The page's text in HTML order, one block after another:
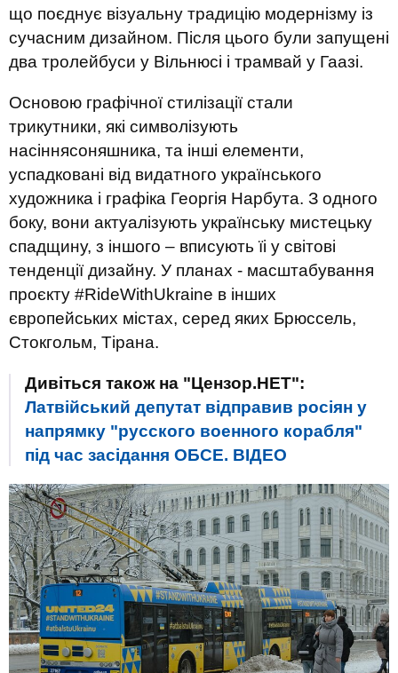
що поєднує візуальну традицію модернізму із
сучасним дизайном. Після цього були запущені
два тролейбуси у Вільнюсі і трамвай у Гаазі.
Основою графічної стилізації стали
трикутники, які символізують
насіннясоняшника, та інші елементи,
успадковані від видатного українського
художника і графіка Георгія Нарбута. З одного
боку, вони актуалізують українську мистецьку
спадщину, з іншого – вписують їі у світові
тенденції дизайну. У планах - масштабування
проєкту #RideWithUkraine в інших
європейських містах, серед яких Брюссель,
Стокгольм, Тірана.
Дивіться також на "Цензор.НЕТ":
Латвійський депутат відправив росіян у
напрямку "русского военного корабля"
під час засідання ОБСЕ. ВIДЕО